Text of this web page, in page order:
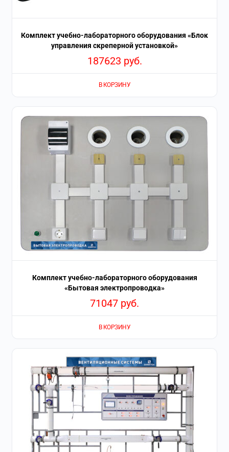
Комплект учебно-лабораторного оборудования «Блок
управления скреперной установкой»
187623 руб.
В КОРЗИНУ
Комплект учебно-лабораторного оборудования
«Бытовая электропроводка»
71047 руб.
В КОРЗИНУ